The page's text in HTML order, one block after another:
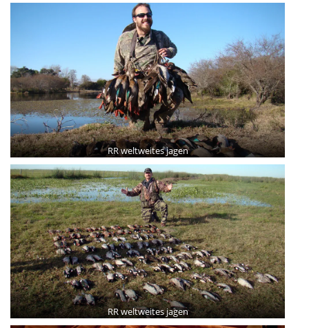
RR weltweites jagen
RR weltweites jagen